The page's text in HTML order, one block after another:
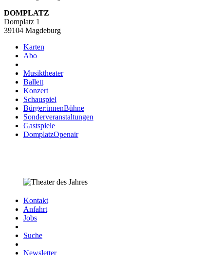
DOMPLATZ
Domplatz 1
39104 Magdeburg
Karten
Abo
Musiktheater
Ballett
Konzert
Schauspiel
Bürger:innenBühne
Sonderveranstaltungen
Gastspiele
DomplatzOpenair
Kontakt
Anfahrt
Jobs
Suche
Newsletter